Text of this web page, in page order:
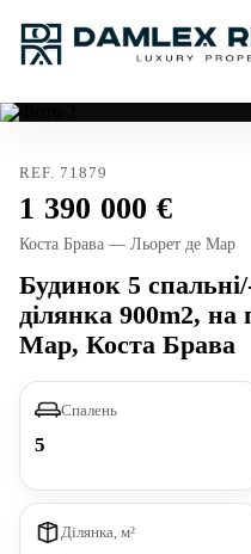
REF. 71879
1 390 000
Коста Брава — Льорет де Мар
Будинок 5
ділянка 900m2,
Мар, Коста Брава
Спалень
5
Ділянка, м²